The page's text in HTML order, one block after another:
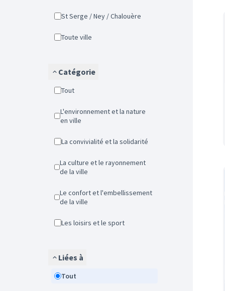
St Serge / Ney / Chalouère
Toute ville
Catégorie
Tout
L'environnement et la nature
en ville
La convivialité et la solidarité
La culture et le rayonnement
de la ville
Le confort et l'embellissement
de la ville
Les loisirs et le sport
Liées à
Tout